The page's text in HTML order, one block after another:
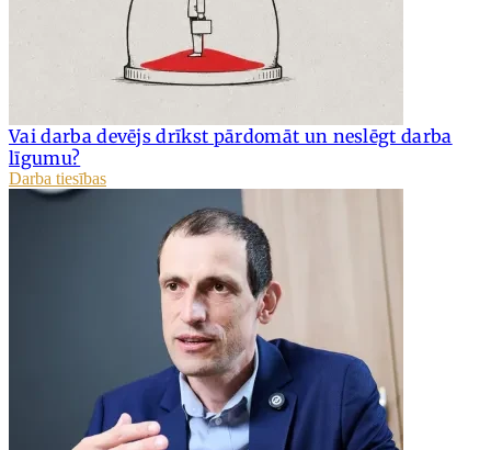
Vai darba devējs drīkst pārdomāt un neslēgt darba
līgumu?
Darba tiesības